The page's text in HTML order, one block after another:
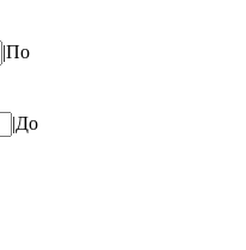
|По
|До